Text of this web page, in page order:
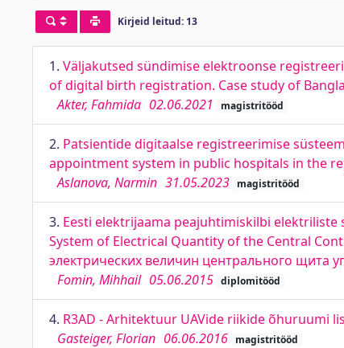
Kirjeid leitud: 13
1. Väljakutsed sündimise elektroonse
of digital birth registration. Case study of
Akter, Fahmida 02.06.2021 magistritööd
2. Patsientide digitaalse registreerimise
appointment system in public hospitals in the
Aslanova, Narmin 31.05.2023 magistritööd
3. Eesti elektrijaama peajuhtimiskilbi
System of Electrical Quantity of the Central
электрических величин центрального щита
Fomin, Mihhail 05.06.2015 diplomitööd
4. R3AD - Arhitektuur UAVide riikide õhuruumi
Gasteiger, Florian 06.06.2016 magistritööd